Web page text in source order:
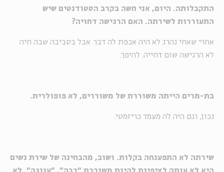
התקבלותה. היום, אני חשה בקרב הסטודנטים שיש
התעוררות לשירתה. האם הרגישה דחויה?
אחרי שאחי נהרג לא היה אכפת לה דבר. אבל בסביבה שבה חיה
לא הרגישה שום דחייה. להיפך.
בת-מרים הייתה משוררת של משוררים, לא פופולרית.
נכון, וגם היה לה מעמד כריזמטי.
שירתה לא התפענחה בקלות. ושוב, מהבחינה של שירת נשים